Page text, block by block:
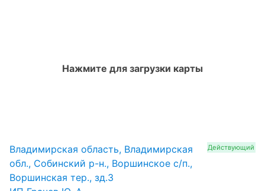
Нажмите для загрузки карты
Владимирская область, Владимирская
обл., Собинский р-н., Воршинское с/п.,
Воршинская тер., зд.3
Действующий